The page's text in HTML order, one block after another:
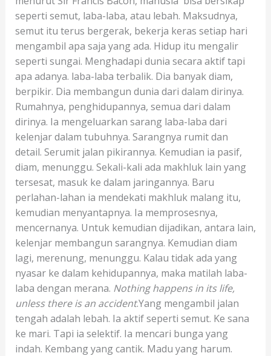
seperti semut, laba-laba, atau lebah. Maksudnya,
semut itu terus bergerak, bekerja keras setiap hari
mengambil apa saja yang ada. Hidup itu mengalir
seperti sungai. Menghadapi dunia secara aktif tapi
apa adanya. laba-laba terbalik. Dia banyak diam,
berpikir. Dia membangun dunia dari dalam dirinya.
Rumahnya, penghidupannya, semua dari dalam
dirinya. Ia mengeluarkan sarang laba-laba dari
kelenjar dalam tubuhnya. Sarangnya rumit dan
detail. Serumit jalan pikirannya. Kemudian ia pasif,
diam, menunggu. Sekali-kali ada makhluk lain yang
tersesat, masuk ke dalam jaringannya. Baru
perlahan-lahan ia mendekati makhluk malang itu,
kemudian menyantapnya. Ia memprosesnya,
mencernanya. Untuk kemudian dijadikan, antara lain,
kelenjar membangun sarangnya. Kemudian diam
lagi, merenung, menunggu. Kalau tidak ada yang
nyasar ke dalam kehidupannya, maka matilah laba-
laba dengan merana. Nothing happens in its life,
unless there is an accident.Yang mengambil jalan
tengah adalah lebah. Ia aktif seperti semut. Ke sana
ke mari. Tapi ia selektif. Ia mencari bunga yang
indah. Kembang yang cantik. Madu yang harum.